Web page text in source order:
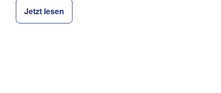
Jetzt lesen